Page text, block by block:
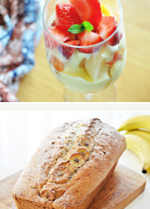
Rețetă: Tiramisu de vară,
la pahar
Rețetă: Banana bread, zis
şi checul „Ce mă fac eu cu
bananele astea?”